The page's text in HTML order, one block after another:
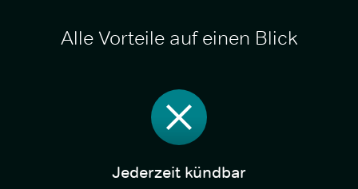
Alle Vorteile auf einen Blick
Jederzeit kündbar